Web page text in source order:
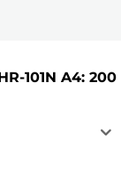
101N A4: 200